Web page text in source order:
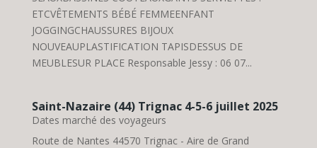
ETCVÊTEMENTS BÉBÉ FEMMEENFANT
JOGGINGCHAUSSURES BIJOUX
NOUVEAUPLASTIFICATION TAPISDESSUS DE
MEUBLESUR PLACE Responsable Jessy : 06 07...
Saint-Nazaire (44) Trignac 4-5-6 juillet 2025
Dates marché des voyageurs
Route de Nantes 44570 Trignac - Aire de Grand